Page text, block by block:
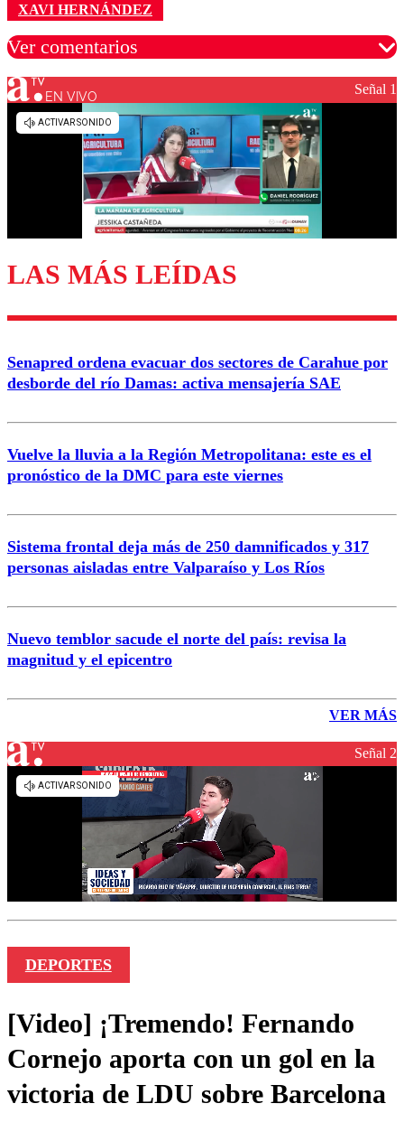
XAVI HERNÁNDEZ
Ver comentarios
Los comentarios son moderados para garantizar un
diálogo respetuoso.
Enviar comentario
EN VIVO Señal 1
LAS MÁS LEÍDAS
Senapred ordena evacuar dos sectores de Carahue por
desborde del río Damas: activa mensajería SAE
Vuelve la lluvia a la Región Metropolitana: este es el
pronóstico de la DMC para este viernes
Sistema frontal deja más de 250 damnificados y 317
personas aisladas entre Valparaíso y Los Ríos
Nuevo temblor sacude el norte del país: revisa la
magnitud y el epicentro
VER MÁS
Señal 2
DEPORTES
[Video] ¡Tremendo! Fernando
Cornejo aporta con un gol en la
victoria de LDU sobre Barcelona